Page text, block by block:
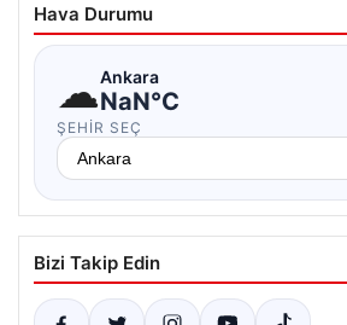
Hava Durumu
☁Ankara
NaN°C
ŞEHIR SEÇ
Bizi Takip Edin